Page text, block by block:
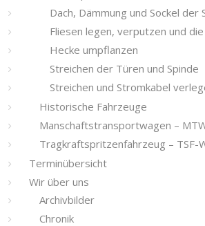
Dach, Dämmung und Sockel der
Fliesen legen, verputzen und
Hecke umpflanzen
Streichen der Türen und Spinde
Streichen und Stromkabel
Historische Fahrzeuge
Manschaftstransportwagen –
Tragkraftspritzenfahrzeug – TSF-
Terminübersicht
Wir über uns
Archivbilder
Chronik